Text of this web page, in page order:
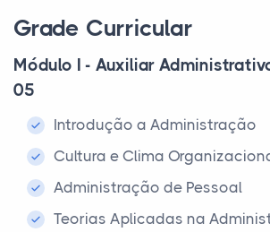
Grade Curricular
Módulo I - Auxiliar
05
Introdução a Administração
Cultura e Clima
Administração de Pessoal
Teorias Aplicadas na